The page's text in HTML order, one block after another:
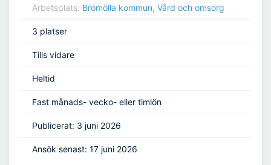
Arbetsplats: Bromölla kommun, Vård och omsorg
3 platser
Tills vidare
Heltid
Fast månads- vecko- eller timlön
Publicerat: 3 juni 2026
Ansök senast: 17 juni 2026